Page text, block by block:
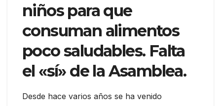
niños para que
consuman alimentos
poco saludables. Falta
el «sí» de la Asamblea.
Desde hace varios años se ha venido